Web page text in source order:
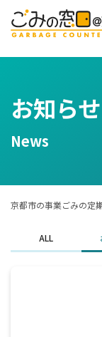
お知らせ
News
京都市の事業ごみの定
ALL